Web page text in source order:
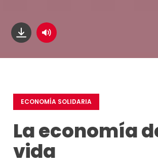
ECONOMÍA SOLIDARIA
La economía
vida